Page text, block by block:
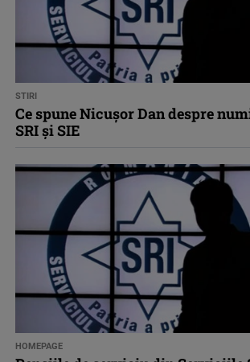
STIRI
Ce spune Nicuşor Dan despre
SRI şi SIE
HOMEPAGE